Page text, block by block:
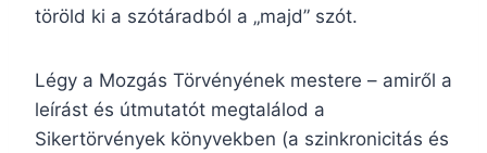
töröld ki a szótáradból a „majd” szót.
Légy a Mozgás Törvényének mestere – amiről a
leírást és útmutatót megtalálod a
Sikertörvények könyvekben (a szinkronicitás és